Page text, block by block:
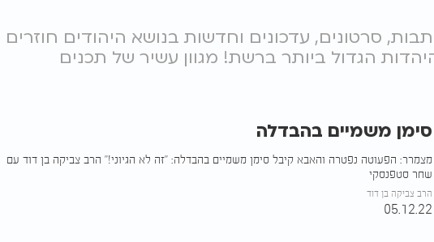
סרטונים, עדכונים וחדשות בנושא היהודים חוזרים
2000 - ערוץ היהדות הגדול ביותר ברשת! מגוון עשיר של תכנים
סימן משמיים בהבדלה
מצמרר: הפעוטה נפטרה והאבא קיבל סימן משמיים בהבדלה: "זה לא הגיוני!" הרב צביקה בן דוד עם
שחר סטפנסקי
הרב צביקה בן דוד
05.12.22